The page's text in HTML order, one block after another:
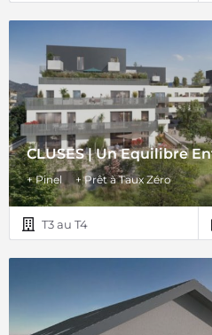
CLUSES | Un Equilibre
+ Pinel + Prêt à Taux Zéro
T3 au T4